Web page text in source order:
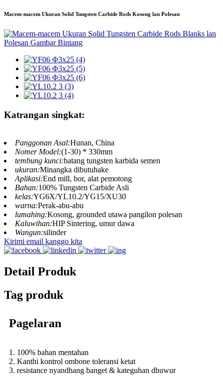
Macem-macem Ukuran Solid Tungsten Carbide Rods Kosong lan Polesan
Katrangan singkat:
Panggonan Asal:Hunan, China
Nomer Model:(1-30) * 330mm
tembung kunci:batang tungsten karbida semen
ukuran:Minangka dibutuhake
Aplikasi:End mill, bor, alat pemotong
Bahan:100% Tungsten Carbide Asli
kelas:YG6X/YL10.2/YG15/XU30
warna:Perak-abu-abu
lumahing:Kosong, grounded utawa pangilon polesan
Kaluwihan:HIP Sintering, umur dawa
Wangun:silinder
Kirimi email kanggo kita
Detail Produk
Tag produk
Pagelaran
1. 100% bahan mentahan
2. Kanthi kontrol ombone toleransi ketat
3. resistance nyandhang banget & kateguhan dhuwur